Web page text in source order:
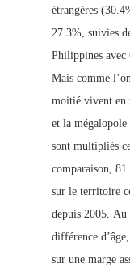
étrangères
27.3%, suivies
Philippines avec
Mais comme
moitié vivent en
et la
sont multipliés
comparaison,
sur le territoire
depuis 2005. Au
différence
sur une marge